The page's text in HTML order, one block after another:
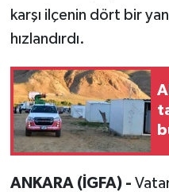
karşı ilçenin dört bir
hızlandırdı.
ANKARA (İGFA) -